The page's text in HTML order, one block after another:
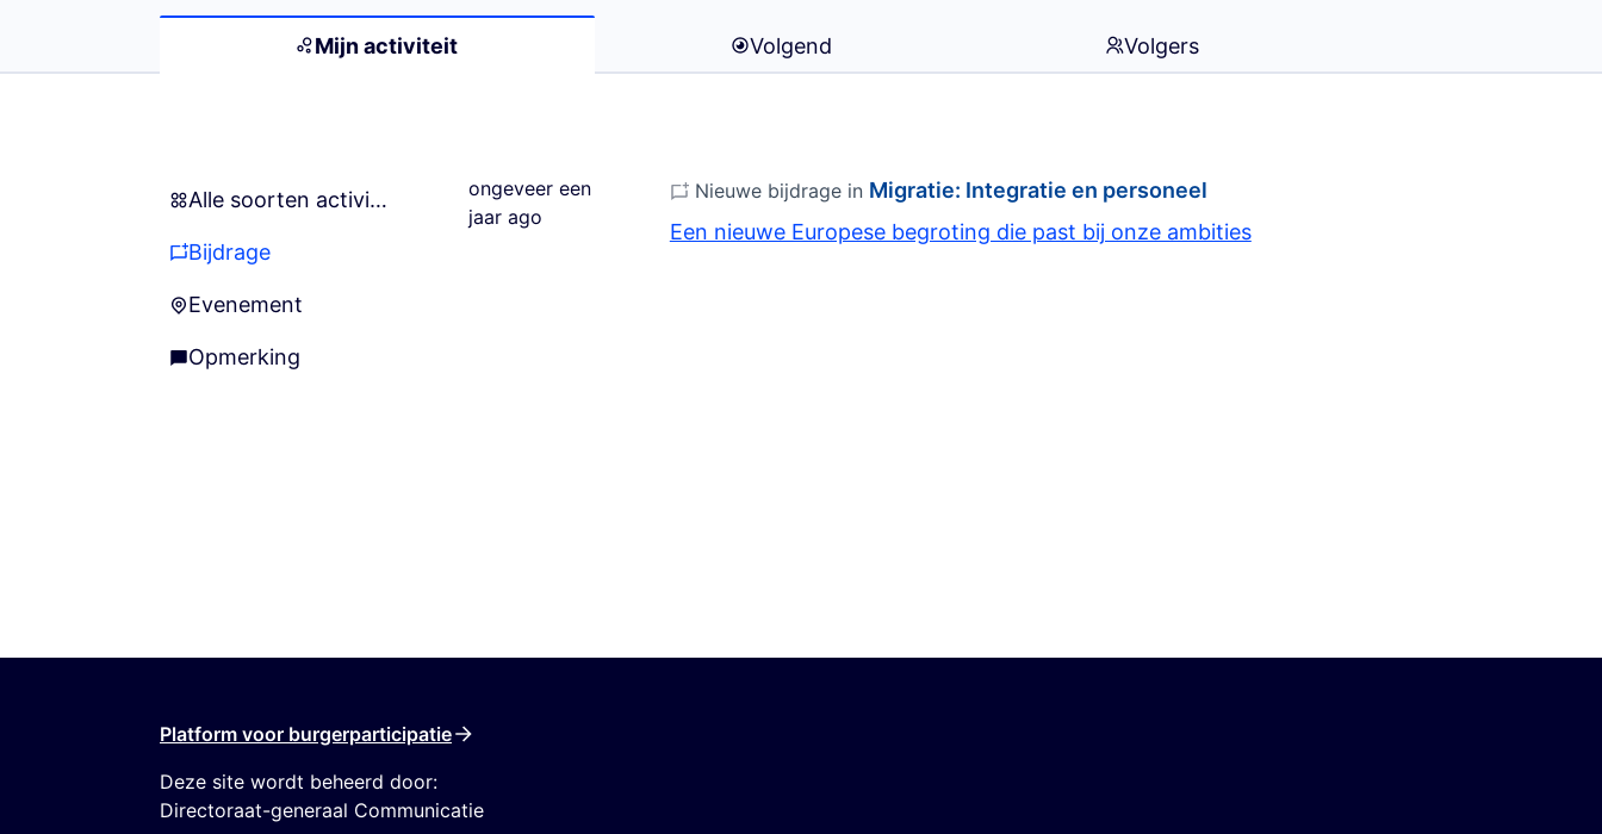
Mijn activiteit Volgend Volgers
Alle soorten activiteiten
Alle soorten activiteiten
Bijdrage
Bijdrage
Evenement
Evenement
Opmerking
Opmerking
ongeveer een
jaar ago
Nieuwe bijdrage in Migratie: Integratie en personeel
Een nieuwe Europese begroting die past bij onze ambities
Platform voor burgerparticipatie
Deze site wordt beheerd door:
Directoraat-generaal Communicatie